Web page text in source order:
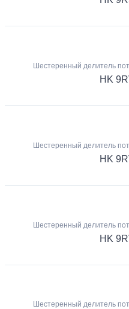
Шестеренный делитель
HK
Шестеренный делитель
HK
Шестеренный делитель
HK
Шестеренный делитель